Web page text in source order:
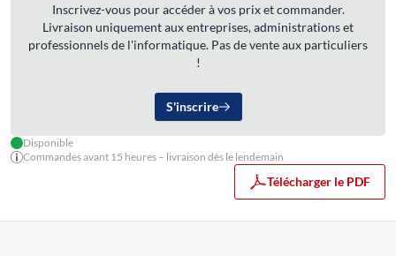
Inscrivez-vous pour accéder à vos prix et commander.
Livraison uniquement aux entreprises, administrations et
professionnels de l'informatique. Pas de vente aux particuliers
!
S'inscrire
Disponible
Commandes avant 15 heures – livraison dès le lendemain
Télécharger le PDF